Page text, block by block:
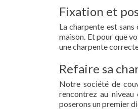
Fixation et
La charpente est
maison. Et pour que
une charpente
Refaire sa
Notre société de
rencontrez au
poserons un premier